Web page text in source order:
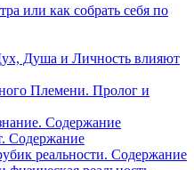
или как собрать себя по
Душа и Личность влияют
Племени. Пролог и
Содержание
Содержание
реальности. Содержание